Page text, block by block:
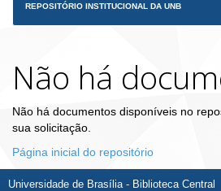
REPOSITÓRIO INSTITUCIONAL DA UNB
Não há
Não há documentos disponíveis no
sua solicitação.
Página inicial do repositório
Universidade de Brasília - Biblioteca Central